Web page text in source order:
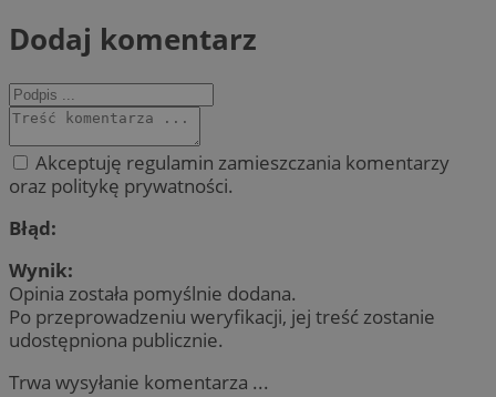
Dodaj komentarz
Akceptuję regulamin zamieszczania komentarzy
oraz politykę prywatności.
Błąd:
Wynik:
Opinia została pomyślnie dodana.
Po przeprowadzeniu weryfikacji, jej treść zostanie
udostępniona publicznie.
Trwa wysyłanie komentarza ...